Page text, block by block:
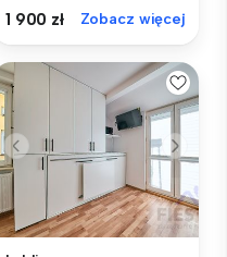
1 900 zł Zobacz więcej